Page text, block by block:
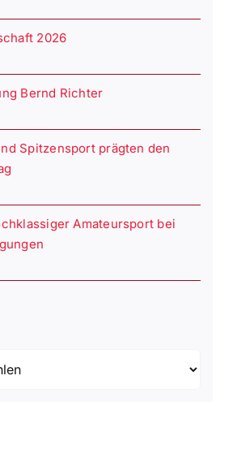
2026
Bernd Richter
Spitzensport prägten den
Amateursport bei